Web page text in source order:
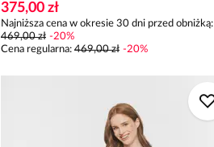
375,00 zł
Najniższa cena w okresie 30 dni przed obniżką:
469,00 zł -20%
Cena regularna: 469,00 zł -20%